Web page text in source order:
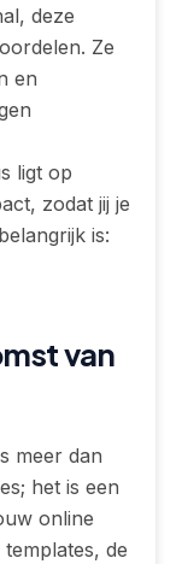
deze
Ze
en
ligt op
zodat jij je
is:
van
meer dan
het is een
online
de